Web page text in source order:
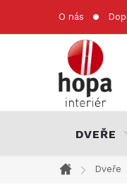
O nás
DVEŘE
Domů
Dveře